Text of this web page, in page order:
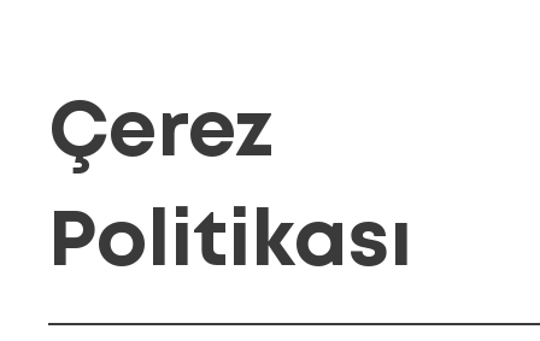
Çerez
Politikası